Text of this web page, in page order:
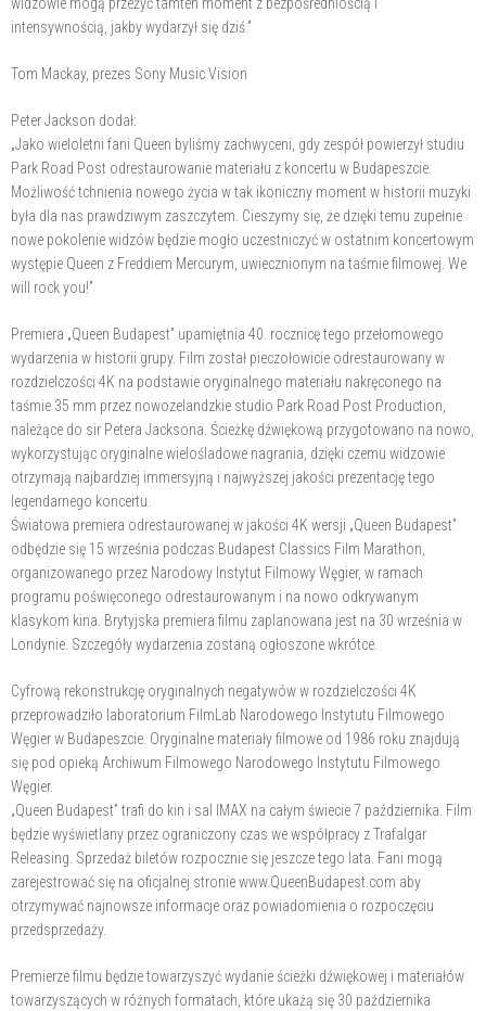
intensywnością, jakby wydarzył się dziś.”
Tom Mackay, prezes Sony Music Vision
Peter Jackson dodał:
„Jako wieloletni fani Queen byliśmy zachwyceni, gdy zespół powierzył studiu
Park Road Post odrestaurowanie materiału z koncertu w Budapeszcie.
Możliwość tchnienia nowego życia w tak ikoniczny moment w historii muzyki
była dla nas prawdziwym zaszczytem. Cieszymy się, że dzięki temu zupełnie
nowe pokolenie widzów będzie mogło uczestniczyć w ostatnim koncertowym
występie Queen z Freddiem Mercurym, uwiecznionym na taśmie filmowej. We
will rock you!”
Premiera „Queen Budapest” upamiętnia 40. rocznicę tego przełomowego
wydarzenia w historii grupy. Film został pieczołowicie odrestaurowany w
rozdzielczości 4K na podstawie oryginalnego materiału nakręconego na
taśmie 35 mm przez nowozelandzkie studio Park Road Post Production,
należące do sir Petera Jacksona. Ścieżkę dźwiękową przygotowano na nowo,
wykorzystując oryginalne wielośladowe nagrania, dzięki czemu widzowie
otrzymają najbardziej immersyjną i najwyższej jakości prezentację tego
legendarnego koncertu.
Światowa premiera odrestaurowanej w jakości 4K wersji „Queen Budapest”
odbędzie się 15 września podczas Budapest Classics Film Marathon,
organizowanego przez Narodowy Instytut Filmowy Węgier, w ramach
programu poświęconego odrestaurowanym i na nowo odkrywanym
klasykom kina. Brytyjska premiera filmu zaplanowana jest na 30 września w
Londynie. Szczegóły wydarzenia zostaną ogłoszone wkrótce.
Cyfrową rekonstrukcję oryginalnych negatywów w rozdzielczości 4K
przeprowadziło laboratorium FilmLab Narodowego Instytutu Filmowego
Węgier w Budapeszcie. Oryginalne materiały filmowe od 1986 roku znajdują
się pod opieką Archiwum Filmowego Narodowego Instytutu Filmowego
Węgier.
„Queen Budapest” trafi do kin i sal IMAX na całym świecie 7 października. Film
będzie wyświetlany przez ograniczony czas we współpracy z Trafalgar
Releasing. Sprzedaż biletów rozpocznie się jeszcze tego lata. Fani mogą
zarejestrować się na oficjalnej stronie www.QueenBudapest.com aby
otrzymywać najnowsze informacje oraz powiadomienia o rozpoczęciu
przedsprzedaży.
Premierze filmu będzie towarzyszyć wydanie ścieżki dźwiękowej i materiałów
towarzyszących w różnych formatach, które ukażą się 30 października